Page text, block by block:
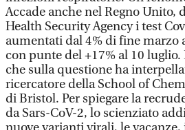
Accade anche nel Regno Unito,
Health Security Agency i test
aumentati dal 4% di fine marzo
con punte del +17% al 10
che sulla questione ha
ricercatore della School of
di Bristol. Per spiegare la
da Sars-CoV-2, lo scienziato